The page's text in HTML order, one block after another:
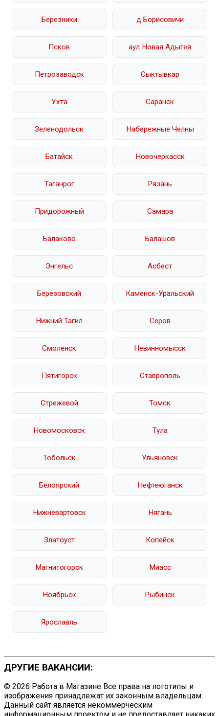
Березники д Борисовичи
Псков аул Новая Адыгея
Петрозаводск Сыктывкар
Ухта Саранск
Зеленодольск Набережные Челны
Батайск Новочеркасск
Таганрог Рязань
Придорожный Самара
Балаково Балашов
Энгельс Асбест
Березовский Каменск-Уральский
Нижний Тагил Серов
Смоленск Невинномысск
Пятигорск Ставрополь
Стрежевой Томск
Новомосковск Тула
Тобольск Ульяновск
Белоярский Нефтеюганск
Нижневартовск Нягань
Златоуст Копейск
Магнитогорск Миасс
Ноябрьск Рыбинск
Ярославль
ДРУГИЕ ВАКАНСИИ:
© 2026 Работа в Магазине Все права на логотипы и
изображения принадлежат их законным владельцам.
Данный сайт является некоммерческим